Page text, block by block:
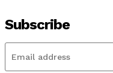
Subscribe